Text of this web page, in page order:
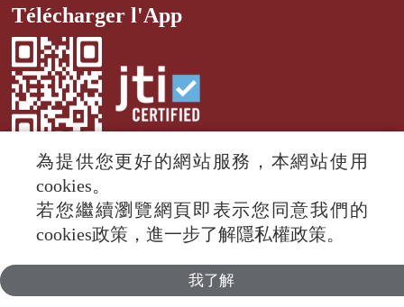
Télécharger l'App
© 2024 RTI (Radio Taiwan International).
All rights reserved.
為提供您更好的網站服務，本網站使用
cookies。
若您繼續瀏覽網頁即表示您同意我們的
cookies政策，進一步了解隱私權政策。
我了解